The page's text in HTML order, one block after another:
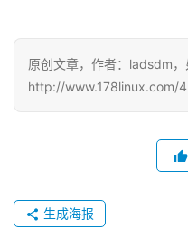
原创文章，作者：ladsdm，
http://www.178linux.com/
生成海报